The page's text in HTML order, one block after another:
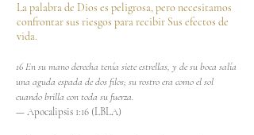
La palabra de Dios es peligrosa, pero necesitamos
confrontar sus riesgos para recibir Sus efectos de
vida.
16 En su mano derecha tenía siete estrellas, y de su boca salía
una aguda espada de dos filos; su rostro era como el sol
cuando brilla con toda su fuerza.
— Apocalipsis 1:16 (LBLA)